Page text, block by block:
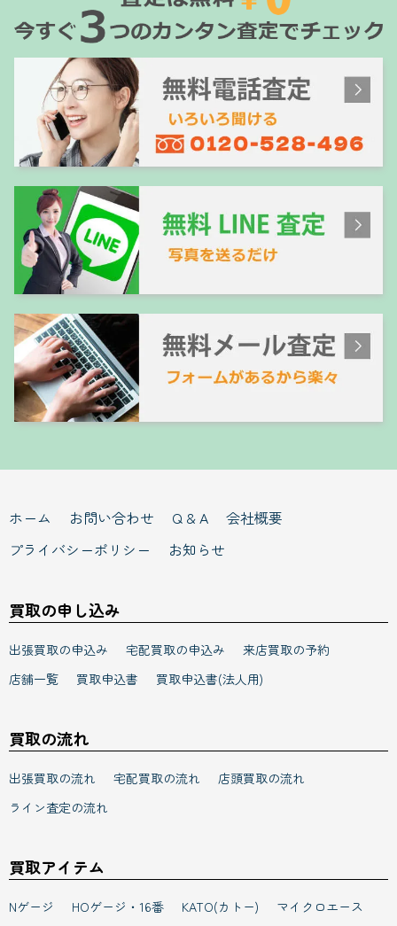
ホーム お問い合わせ Q & A
会社概要
プライバシーポリシー
お知らせ
買取の申し込み
出張買取の申込み 宅配買取の申込み
来店買取の予約
店舗一覧
買取申込書 買取申込書(法人用)
買取の流れ
出張買取の流れ 宅配買取の流れ
店頭買取の流れ
ライン査定の流れ
買取アイテム
Nゲージ HOゲージ・16番 KATO(カトー)
マイクロエース